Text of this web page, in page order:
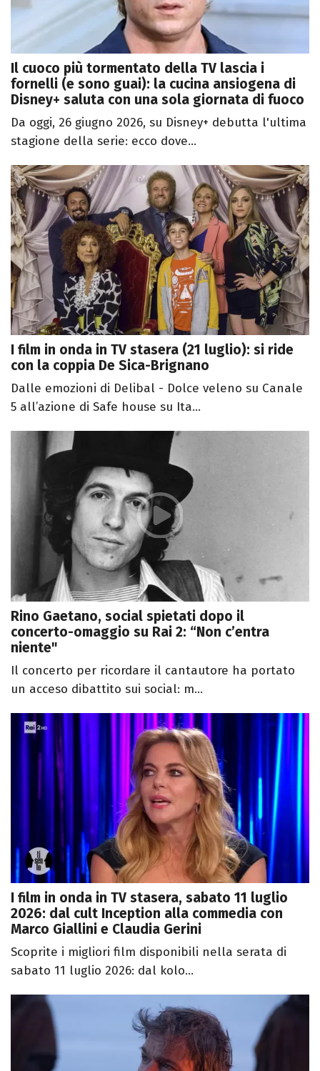
Il cuoco più tormentato della TV lascia i
fornelli (e sono guai): la cucina ansiogena di
Disney+ saluta con una sola giornata di fuoco
Da oggi, 26 giugno 2026, su Disney+ debutta l'ultima
stagione della serie: ecco dove...
I film in onda in TV stasera (21 luglio): si ride
con la coppia De Sica-Brignano
Dalle emozioni di Delibal - Dolce veleno su Canale
5 all’azione di Safe house su Ita...
Rino Gaetano, social spietati dopo il
concerto-omaggio su Rai 2: “Non c’entra
niente"
Il concerto per ricordare il cantautore ha portato
un acceso dibattito sui social: m...
I film in onda in TV stasera, sabato 11 luglio
2026: dal cult Inception alla commedia con
Marco Giallini e Claudia Gerini
Scoprite i migliori film disponibili nella serata di
sabato 11 luglio 2026: dal kolo...